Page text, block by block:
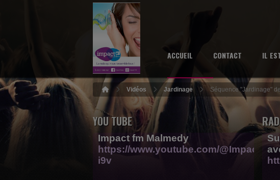
ACCUEIL CONTACT IL
Vidéos Jardinage Séquence "Jardinage"
YOU TUBE
Impact fm Malmedy
https://www.youtube.com/@Impactfm-
i9v